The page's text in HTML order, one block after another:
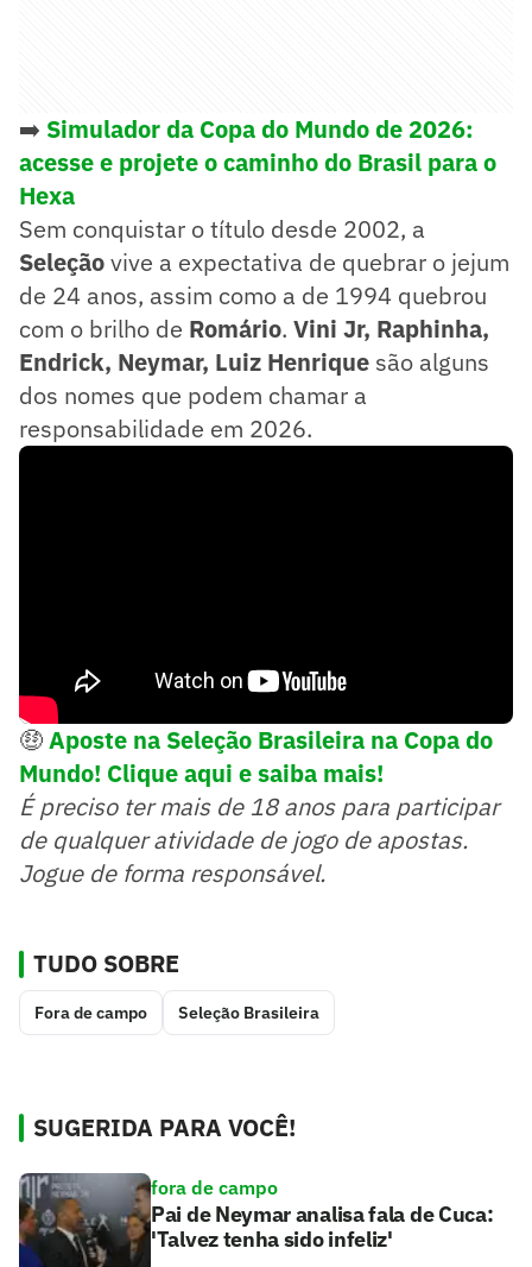
➡️ Simulador da Copa do Mundo de 2026:
acesse e projete o caminho do Brasil para o
Hexa
Sem conquistar o título desde 2002, a
Seleçãovive a expectativa de quebrar o jejum
de 24 anos, assim como a de 1994 quebrou
com o brilho de Romário. Vini Jr, Raphinha,
Endrick, Neymar, Luiz Henrique são alguns
dos nomes que podem chamar a
responsabilidade em 2026.
🤑Aposte na Seleção Brasileira na Copa do
Mundo! Clique aqui e saiba mais!
É preciso ter mais de 18 anos para participar
de qualquer atividade de jogo de apostas.
Jogue de forma responsável.
TUDO SOBRE
Fora de campo Seleção Brasileira
SUGERIDA PARA VOCÊ!
fora de campo
Pai de Neymar analisa fala de Cuca:
'Talvez tenha sido infeliz'